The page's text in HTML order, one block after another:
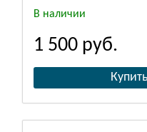
В наличии
1 500 руб.